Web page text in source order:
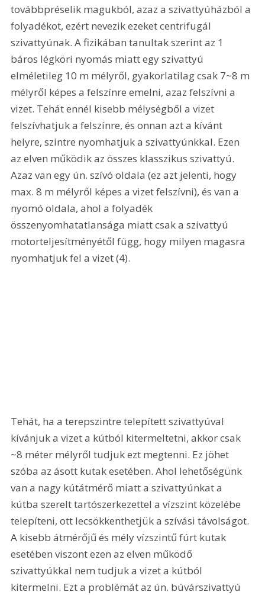
továbbpréselik magukból, azaz a szivattyúházból a
folyadékot, ezért nevezik ezeket centrifugál
szivattyúnak. A fizikában tanultak szerint az 1
báros légköri nyomás miatt egy szivattyú
elméletileg 10 m mélyről, gyakorlatilag csak 7~8 m
mélyről képes a felszínre emelni, azaz felszívni a
vizet. Tehát ennél kisebb mélységből a vizet
felszívhatjuk a felszínre, és onnan azt a kívánt
helyre, szintre nyomhatjuk a szivattyúnkkal. Ezen
az elven működik az összes klasszikus szivattyú.
Azaz van egy ún. szívó oldala (ez azt jelenti, hogy
max. 8 m mélyről képes a vizet felszívni), és van a
nyomó oldala, ahol a folyadék
összenyomhatatlansága miatt csak a szivattyú
motorteljesítményétől függ, hogy milyen magasra
nyomhatjuk fel a vizet (4).
Tehát, ha a terepszintre telepített szivattyúval
kívánjuk a vizet a kútból kitermeltetni, akkor csak
~8 méter mélyről tudjuk ezt megtenni. Ez jöhet
szóba az ásott kutak esetében. Ahol lehetőségünk
van a nagy kútátmérő miatt a szivattyúnkat a
kútba szerelt tartószerkezettel a vízszint közelébe
telepíteni, ott lecsökkenthetjük a szívási távolságot.
A kisebb átmérőjű és mély vízszintű fúrt kutak
esetében viszont ezen az elven működő
szivattyúkkal nem tudjuk a vizet a kútból
kitermelni. Ezt a problémát az ún. búvárszivattyú